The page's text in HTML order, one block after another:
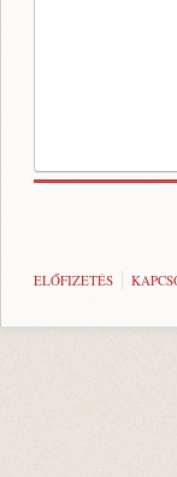
ELŐFIZETÉS